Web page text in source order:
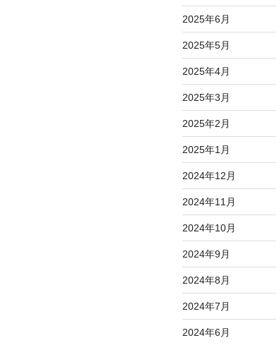
2025年6月
2025年5月
2025年4月
2025年3月
2025年2月
2025年1月
2024年12月
2024年11月
2024年10月
2024年9月
2024年8月
2024年7月
2024年6月